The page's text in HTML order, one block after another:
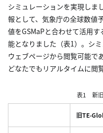
シミュレーションを実現しま
報として、気象庁の全球数値
値をGSMaPと合わせて活用
能となりました（表1）。シ
ウェブページから閲覧可能で
どなたでもリアルタイムに閲
旧TE-
表1 新旧